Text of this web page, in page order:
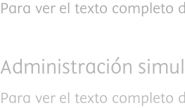
Para ver el texto completo
Administración
Para ver el texto completo